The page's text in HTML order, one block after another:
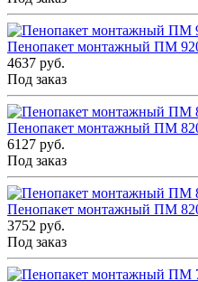
Пенопакет монтажный ПМ
4637 руб.
Под заказ
Пенопакет монтажный ПМ
6127 руб.
Под заказ
Пенопакет монтажный ПМ
3752 руб.
Под заказ